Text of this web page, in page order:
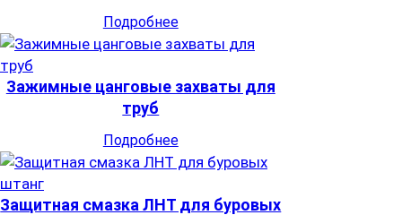
Подробнее
Зажимные цанговые захваты для
труб
Подробнее
Защитная смазка ЛНТ для буровых